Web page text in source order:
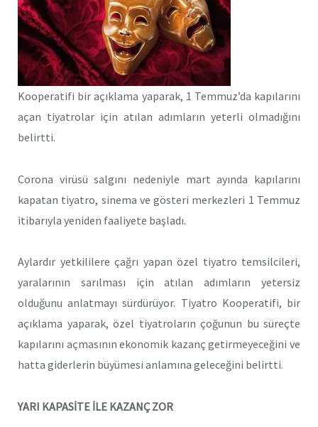
Kooperatifi bir açıklama yaparak, 1 Temmuz’da kapılarını
açan tiyatrolar için atılan adımların yeterli olmadığını
belirtti.
Corona virüsü salgını nedeniyle mart ayında kapılarını
kapatan tiyatro, sinema ve gösteri merkezleri 1 Temmuz
itibarıyla yeniden faaliyete başladı.
Aylardır yetkililere çağrı yapan özel tiyatro temsilcileri,
yaralarının sarılması için atılan adımların yetersiz
olduğunu anlatmayı sürdürüyor. Tiyatro Kooperatifi, bir
açıklama yaparak, özel tiyatroların çoğunun bu süreçte
kapılarını açmasının ekonomik kazanç getirmeyeceğini ve
hatta giderlerin büyümesi anlamına geleceğini belirtti.
YARI KAPASİTE İLE KAZANÇ ZOR